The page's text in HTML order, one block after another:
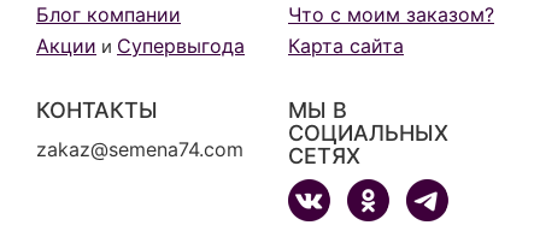
Блог компании
Акции и Супервыгода
Что с моим заказом?
Карта сайта
КОНТАКТЫ
zakaz@semena74.com
МЫ В
СОЦИАЛЬНЫХ
СЕТЯХ